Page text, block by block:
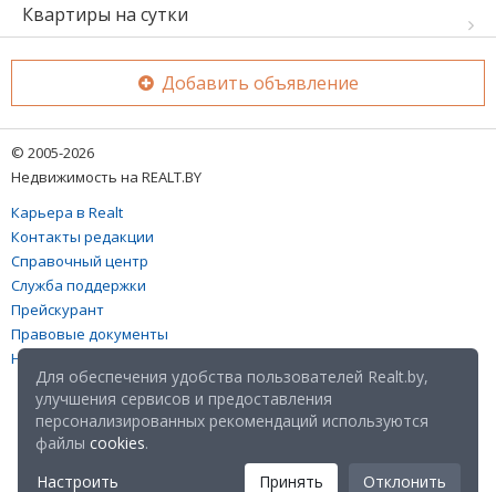
Квартиры на сутки
Добавить объявление
© 2005-2026
Недвижимость на REALT.BY
Карьера в Realt
Контакты редакции
Справочный центр
Служба поддержки
Прейскурант
Правовые документы
Настройка файлов cookies
Для обеспечения удобства пользователей Realt.by,
улучшения сервисов и предоставления
персонализированных рекомендаций используются
файлы cookies.
Настроить
Принять Отклонить